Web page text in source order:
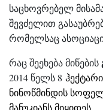
საცხოვრებელ
შევძელით
რომელსაც
რაც შეეხება მიწების
2014 წელს 8
ნინოწმინდის
მანუკიანს მიყიდეს.